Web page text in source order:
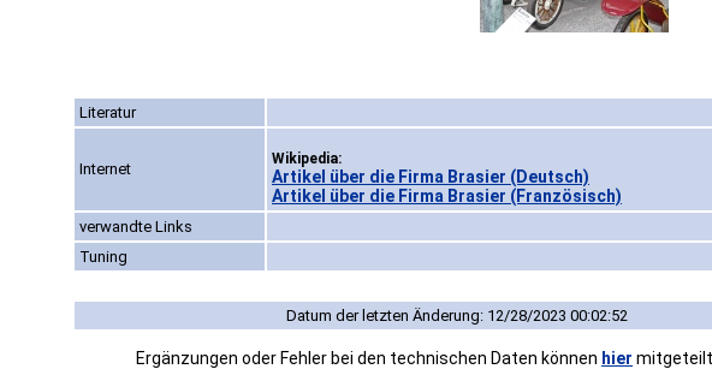
Literatur
Internet
Wikipedia:
Artikel über die Firma Brasier (Deutsch)
Artikel über die Firma Brasier (Französisch)
verwandte Links
Tuning
Datum der letzten Änderung: 12/28/2023 00:02:52
Ergänzungen oder Fehler bei den technischen Daten können hier mitgeteilt